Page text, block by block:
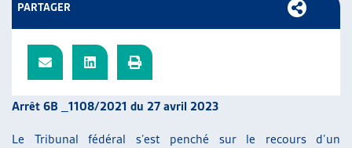
Arrêt 6B _1108/2021 du 27 avril 2023
Le Tribunal fédéral s’est penché sur le recours d’un
PARTAGER